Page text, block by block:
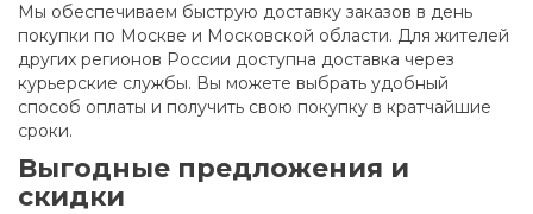
Мы обеспечиваем быструю доставку заказов в день
покупки по Москве и Московской области. Для жителей
других регионов России доступна доставка через
курьерские службы. Вы можете выбрать удобный
способ оплаты и получить свою покупку в кратчайшие
сроки.
Выгодные предложения и
скидки